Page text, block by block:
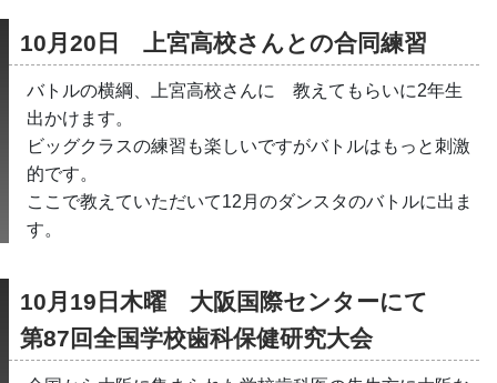
10月20日　上宮高校さんとの合同練習
バトルの横綱、上宮高校さんに　教えてもらいに2年生
出かけます。
ビッグクラスの練習も楽しいですがバトルはもっと刺激
的です。
ここで教えていただいて12月のダンスタのバトルに出ま
す。
10月19日木曜　大阪国際センターにて
第87回全国学校歯科保健研究大会